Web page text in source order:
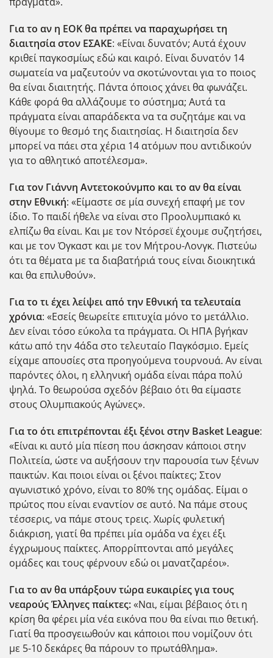
Για το αν η ΕΟΚ θα πρέπει να παραχωρήσει τη
διαιτησία στον ΕΣΑΚΕ: «Είναι δυνατόν; Αυτά έχουν
κριθεί παγκοσμίως εδώ και καιρό. Είναι δυνατόν 14
σωματεία να μαζευτούν να σκοτώνονται για το ποιος
θα είναι διαιτητής. Πάντα όποιος χάνει θα φωνάζει.
Κάθε φορά θα αλλάζουμε το σύστημα; Αυτά τα
πράγματα είναι απαράδεκτα να τα συζητάμε και να
θίγουμε το θεσμό της διαιτησίας. Η διαιτησία δεν
μπορεί να πάει στα χέρια 14 ατόμων που αντιδικούν
για το αθλητικό αποτέλεσμα».
Για τον Γιάννη Αντετοκούνμπο και το αν θα είναι
στην Εθνική: «Είμαστε σε μία συνεχή επαφή με τον
ίδιο. Το παιδί ήθελε να είναι στο Προολυμπιακό κι
ελπίζω θα είναι. Και με τον Ντόρσεϊ έχουμε συζητήσει,
και με τον Όγκαστ και με τον Μήτρου-Λονγκ. Πιστεύω
ότι τα θέματα με τα διαβατήριά τους είναι διοικητικά
και θα επιλυθούν».
Για το τι έχει λείψει από την Εθνική τα τελευταία
χρόνια: «Εσείς θεωρείτε επιτυχία μόνο το μετάλλιο.
Δεν είναι τόσο εύκολα τα πράγματα. Οι ΗΠΑ βγήκαν
κάτω από την 4άδα στο τελευταίο Παγκόσμιο. Εμείς
είχαμε απουσίες στα προηγούμενα τουρνουά. Αν είναι
παρόντες όλοι, η ελληνική ομάδα είναι πάρα πολύ
ψηλά. Το θεωρούσα σχεδόν βέβαιο ότι θα είμαστε
στους Ολυμπιακούς Αγώνες».
Για το ότι επιτρέπονται έξι ξένοι στην Basket League:
«Είναι κι αυτό μία πίεση που άσκησαν κάποιοι στην
Πολιτεία, ώστε να αυξήσουν την παρουσία των ξένων
παικτών. Και ποιοι είναι οι ξένοι παίκτες; Στον
αγωνιστικό χρόνο, είναι το 80% της ομάδας. Είμαι ο
πρώτος που είναι εναντίον σε αυτό. Να πάμε στους
τέσσερις, να πάμε στους τρεις. Xωρίς φυλετική
διάκριση, γιατί θα πρέπει μία ομάδα να έχει έξι
έγχρωμους παίκτες. Απορρίπτονται από μεγάλες
ομάδες και τους φέρνουν εδώ οι μανατζαρέοι».
Για το αν θα υπάρξουν τώρα ευκαιρίες για τους
νεαρούς Έλληνες παίκτες:«Ναι, είμαι βέβαιος ότι η
κρίση θα φέρει μία νέα εικόνα που θα είναι πιο θετική.
Γιατί θα προσγειωθούν και κάποιοι που νομίζουν ότι
με 5-10 δεκάρες θα πάρουν το πρωτάθλημα».